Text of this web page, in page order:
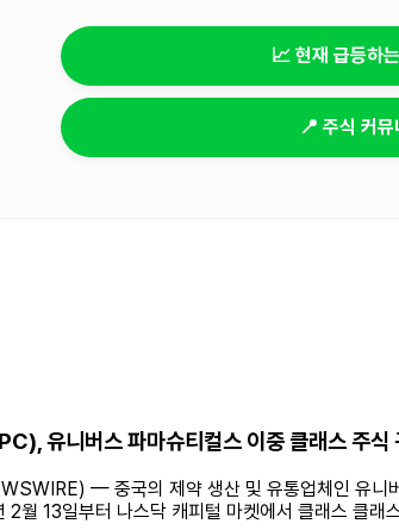
📈 현재 급등하
📍 주식 커뮤
니버스 파마슈티컬스 이중 클래스 주식
— 중국의 제약 생산 및 유통업체인 유
월 13일부터 나스닥 캐피털 마켓에서 클래스 클래